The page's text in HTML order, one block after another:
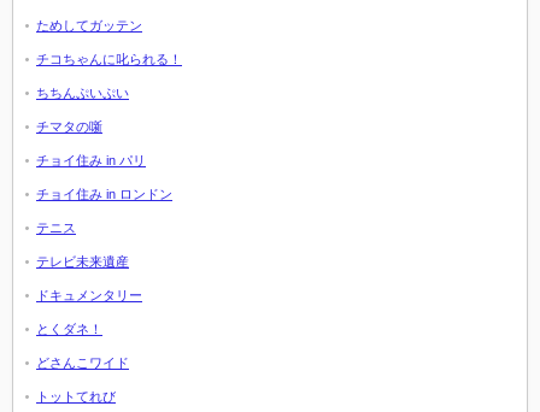
ためしてガッテン
チコちゃんに叱られる！
ちちんぷいぷい
チマタの噺
チョイ住み in パリ
チョイ住み in ロンドン
テニス
テレビ未来遺産
ドキュメンタリー
とくダネ！
どさんこワイド
トットてれび